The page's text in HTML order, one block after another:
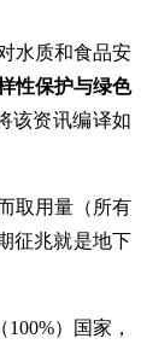
水质和食品安
性保护与绿色
该资讯编译如
取用量（所有
征兆就是地下
）国家，